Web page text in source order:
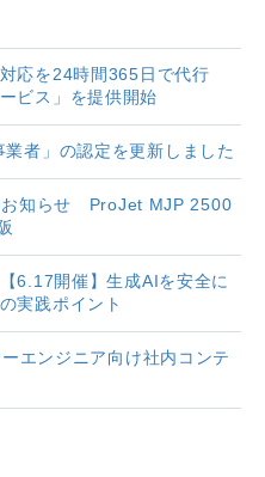
応を24時間365日で代行
ビス」を提供開始
者」の認定を更新しました
お知らせ ProJet MJP 2500
6.17開催】生成AIを安全に
実践ポイント
エンジニア向け社内コンテ